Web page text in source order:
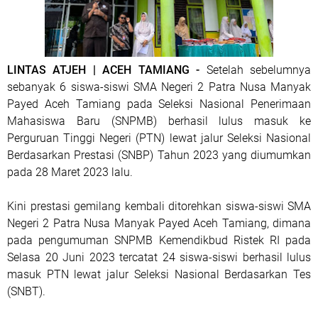
LINTAS ATJEH | ACEH TAMIANG - Setelah sebelumnya
sebanyak 6 siswa-siswi SMA Negeri 2 Patra Nusa Manyak
Payed Aceh Tamiang pada Seleksi Nasional Penerimaan
Mahasiswa Baru (SNPMB) berhasil lulus masuk ke
Perguruan Tinggi Negeri (PTN) lewat jalur Seleksi Nasional
Berdasarkan Prestasi (SNBP) Tahun 2023 yang diumumkan
pada 28 Maret 2023 lalu.
Kini prestasi gemilang kembali ditorehkan siswa-siswi SMA
Negeri 2 Patra Nusa Manyak Payed Aceh Tamiang, dimana
pada pengumuman SNPMB Kemendikbud Ristek RI pada
Selasa 20 Juni 2023 tercatat 24 siswa-siswi berhasil lulus
masuk PTN lewat jalur Seleksi Nasional Berdasarkan Tes
(SNBT).